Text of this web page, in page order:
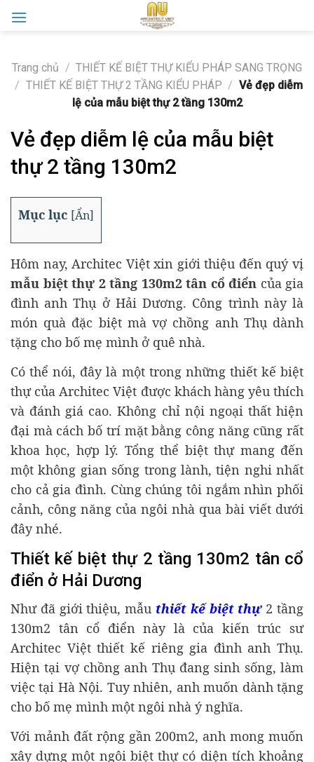
Trang chủ / THIẾT KẾ BIỆT THỰ KIỂU PHÁP SANG TRỌNG
/ THIẾT KẾ BIỆT THỰ 2 TẦNG KIỂU PHÁP / Vẻ đẹp diễm
lệ của mẫu biệt thự 2 tầng 130m2
Vẻ đẹp diễm lệ của mẫu biệt
thự 2 tầng 130m2
Mục lục [Ẩn]
Hôm nay, Architec Việt xin giới thiệu đến quý vị
mẫu biệt thự 2 tầng 130m2 tân cổ điển của gia
đình anh Thụ ở Hải Dương. Công trình này là
món quà đặc biệt mà vợ chồng anh Thụ dành
tặng cho bố mẹ mình ở quê nhà.
Có thể nói, đây là một trong những thiết kế biệt
thự của Architec Việt được khách hàng yêu thích
và đánh giá cao. Không chỉ nội ngoại thất hiện
đại mà cách bố trí mặt bằng công năng cũng rất
khoa học, hợp lý. Tổng thể biệt thự mang đến
một không gian sống trong lành, tiện nghi nhất
cho cả gia đình. Cùng chúng tôi ngắm nhìn phối
cảnh, công năng của ngôi nhà qua bài viết dưới
đây nhé.
Thiết kế biệt thự 2 tầng 130m2 tân cổ
điển ở Hải Dương
Như đã giới thiệu, mẫu thiết kế biệt thự2 tầng
130m2 tân cổ điển này là của kiến trúc sư
Architec Việt thiết kế riêng gia đình anh Thụ.
Hiện tại vợ chồng anh Thụ đang sinh sống, làm
việc tại Hà Nội. Tuy nhiên, anh muốn dành tặng
cho bố mẹ mình một ngôi nhà ý nghĩa.
Với mảnh đất rộng gần 200m2, anh mong muốn
xây dựng một ngôi biệt thự có diện tích khoảng